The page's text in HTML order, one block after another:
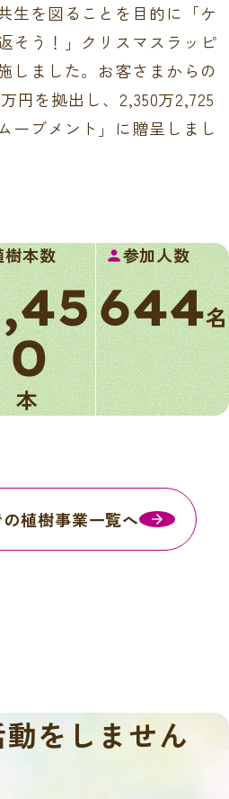
生を図ることを目的に「ケ
そう！」クリスマスラッピ
しました。お客さまからの
円を拠出し、2,350万2,725
ーブメント」に贈呈しまし
樹本数
0
本
person参加人数
644名
植樹事業一覧へ
をしません